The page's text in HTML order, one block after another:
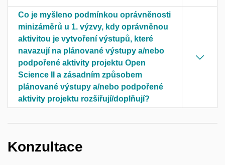
Co je myšleno podmínkou oprávněnosti
minizáměrů u 1. výzvy, kdy oprávněnou
aktivitou je vytvoření výstupů, které
navazují na plánované výstupy a/nebo
podpořené aktivity projektu Open
Science II a zásadním způsobem
plánované výstupy a/nebo podpořené
aktivity projektu rozšiřují/doplňují?
Konzultace